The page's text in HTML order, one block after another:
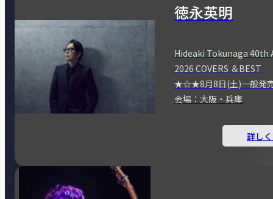
徳永英明
Hideaki Tokunaga 40th
2026 COVERS ＆BEST
★☆★8月8日(土)一般
会場：大阪・兵庫
詳し